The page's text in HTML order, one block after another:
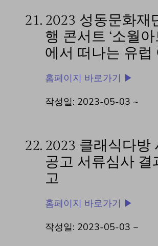
21. 2023 성동문화재
행 콘서트 ‘소월
에서 떠나는 유럽
홈페이지 바로가기 ▶
작성일: 2023-05-03 ~
22. 2023 클래식다방
공고 서류심사 결
고
홈페이지 바로가기 ▶
작성일: 2023-05-03 ~